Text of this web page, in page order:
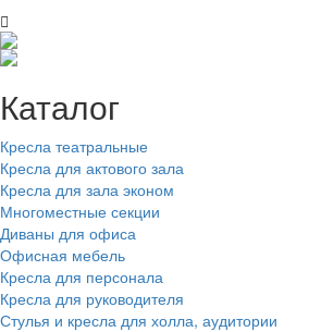
Каталог
Кресла театральные
Кресла для актового зала
Кресла для зала эконом
Многоместные секции
Диваны для офиса
Офисная мебель
Кресла для персонала
Кресла для руководителя
Стулья и кресла для холла, аудитории